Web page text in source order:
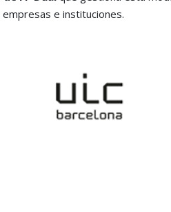
e instituciones.